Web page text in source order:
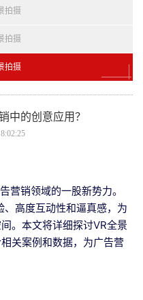
拍摄
拍摄
拍摄
中的创意应用？
营销领域的一股新势力。
高度互动性和逼真感，为
。本文将详细探讨VR全景
关案例和数据，为广告营